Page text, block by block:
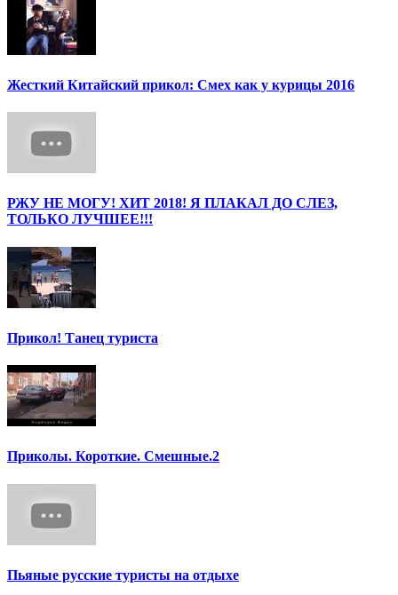
Жесткий Китайский прикол: Смех как у курицы 2016
РЖУ НЕ МОГУ! ХИТ 2018! Я ПЛАКАЛ ДО СЛЕЗ,
ТОЛЬКО ЛУЧШЕЕ!!!
Прикол! Танец туриста
Приколы. Короткие. Смешные.2
Пьяные русские туристы на отдыхе